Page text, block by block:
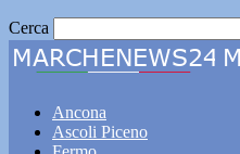
Cerca
Ancona
Ascoli Piceno